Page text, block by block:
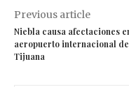
Previous article
Niebla causa afectaciones
aeropuerto internacional de
Tijuana